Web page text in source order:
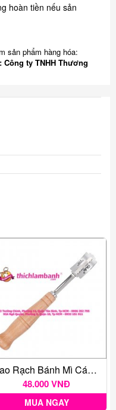
hoàn tiền nếu sản
sản phẩm hàng hóa:
ty TNHH Thương
Dao Rạch Bánh Mì Cán Gỗ
48.000 VNĐ
MUA NGAY